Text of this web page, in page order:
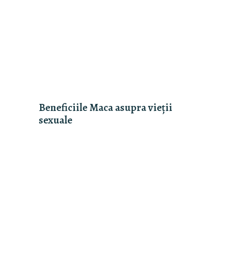
Beneficiile Maca asupra vieții
sexuale